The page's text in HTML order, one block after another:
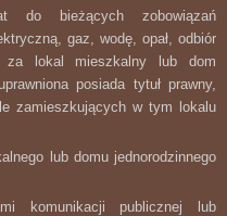
do bieżących zobowiązań
gaz, wodę, opał, odbiór
za lokal mieszkalny lub dom
posiada tytuł prawny,
zamieszkujących w tym lokalu
lub domu jednorodzinnego
komunikacji publicznej lub